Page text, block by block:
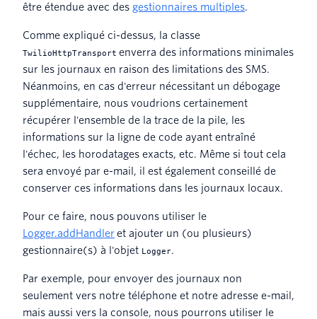
être étendue avec des gestionnaires multiples.
Comme expliqué ci-dessus, la classe
TwilioHttpTransport enverra des informations minimales
sur les journaux en raison des limitations des SMS.
Néanmoins, en cas d'erreur nécessitant un débogage
supplémentaire, nous voudrions certainement
récupérer l'ensemble de la trace de la pile, les
informations sur la ligne de code ayant entraîné
l'échec, les horodatages exacts, etc. Même si tout cela
sera envoyé par e-mail, il est également conseillé de
conserver ces informations dans les journaux locaux.
Pour ce faire, nous pouvons utiliser le
Logger.addHandleret ajouter un (ou plusieurs)
gestionnaire(s) à l'objet Logger.
Par exemple, pour envoyer des journaux non
seulement vers notre téléphone et notre adresse e-mail,
mais aussi vers la console, nous pourrons utiliser le